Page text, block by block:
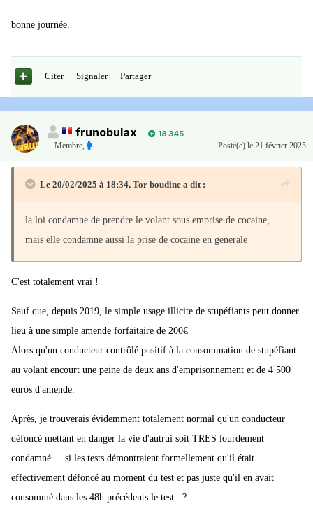
bonne journée.
Citer Signaler Partager
frunobulax
18 345
Membre
Posté(e) le 21 février 2025
Le 20/02/2025 à 18:34, Tor boudine a dit :
la loi condamne de prendre le volant sous emprise de cocaine,
mais elle condamne aussi la prise de cocaine en generale
C'est totalement vrai !
Sauf que, depuis 2019, le simple usage illicite de stupéfiants peut donner
lieu à une simple amende forfaitaire de 200€
Alors qu'un conducteur contrôlé positif à la consommation de stupéfiant
au volant encourt une peine de deux ans d'emprisonnement et de 4 500
euros d'amende.
Après, je trouverais évidemment totalement normal qu'un conducteur
défoncé mettant en danger la vie d'autrui soit TRES lourdement
condamné ... si les tests démontraient formellement qu'il était
effectivement défoncé au moment du test et pas juste qu'il en avait
consommé dans les 48h précédents le test ..?